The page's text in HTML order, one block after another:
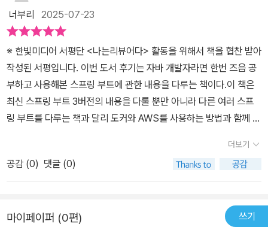
내하고 있습니다.이 책의 가장 큰 장점은 실제 게시판 프로젝트를 통
해 개념 설명과 실습을 균형 있게 다루고있으며 유튜브 강의 영상을
통하여 독자 스스로 개발 실무를 경험할 수 있게 만들어 준다는 점입
니다. 또한, 스프링 부트 3.5.0 버전을 기반으로 하여 최신 트렌드를
놓치지 않으며, 저자 직강 유튜브 강의와 깃허브 Q&A 등 풍부한 학습
지원을 제공하여 책을 통해 공부하는 분들을 다각도로 돕습니다. 특
히, 생성형 AI를 백엔드 서비스에 적용하는 챗GPT 연동 실습은 이
책의 차별화된 강점이라 생각됩니다.이 책은 자바 프로그래밍 경험이
있고 데이터베이스 및 웹 기본 지식을 갖춘 분들, 그리고 스프링 부트
으로 개발 역량을 한단계 업그레이드 하고 싶은 분들에게 최고의 선
택이 될 것입니다.#이것이스프링부트다with자바 #한빛미디어#책
너부리 2025-07-23
※ 한빛미디어 서평단 <나는리뷰어다> 활동을 위해서 책을 협찬 받아
작성된 서평입니다. 이번 도서 후기는 자바 개발자라면 한번 즈음 공
부하고 사용해본 스프링 부트에 관한 내용을 다루는 책이다.이 책은
최신 스프링 부트 3버전의 내용을 다룰 뿐만 아니라 다른 여러 스프
링 부트를 다루는 책과 달리 도커와 AWS를 사용하는 방법과 함께 AI
를 통해 실무 개발을 하는 것처럼 실습을 해볼 수 있는 최신 기술까지
도입하고 공부해볼 수 있는 내용을 다룬다.​총 10장으로 구성된 이 책
은 스프링 부트를 처음 공부해보는 분들을 위해 스프링 프레임워크가
프링 부트의 차이가 정확히 어떤 부분이 있는지에 대한 내용을 다룬
더보기
공감 (0) 댓글 (0)
마이페이퍼 (0편) 쓰기